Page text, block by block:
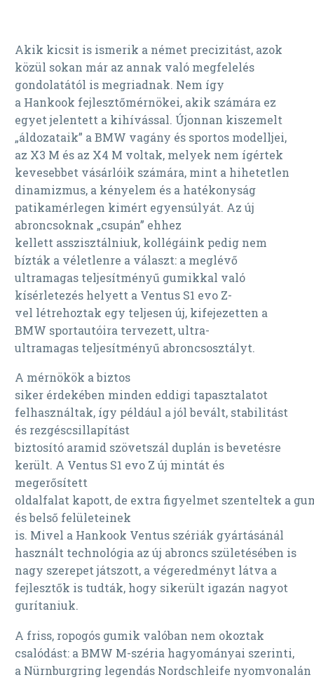
Akik kicsit is ismerik a német precizitást, azok
közül sokan már az annak való megfelelés
gondolatától is megriadnak. Nem így
a Hankook fejlesztőmérnökei, akik számára ez
egyet jelentett a kihívással. Újonnan kiszemelt
„áldozataik” a BMW vagány és sportos modelljei,
az X3 M és az X4 M voltak, melyek nem ígértek
kevesebbet vásárlóik számára, mint a hihetetlen
dinamizmus, a kényelem és a hatékonyság
patikamérlegen kimért egyensúlyát. Az új
abroncsoknak „csupán” ehhez
kellett asszisztálniuk, kollégáink pedig nem
bízták a véletlenre a választ: a meglévő
ultramagas teljesítményű gumikkal való
kísérletezés helyett a Ventus S1 evo Z-
vel létrehoztak egy teljesen új, kifejezetten a
BMW sportautóira tervezett, ultra-
ultramagas teljesítményű abroncsosztályt.
A mérnökök a biztos
siker érdekében minden eddigi tapasztalatot
felhasználtak, így például a jól bevált, stabilitást
és rezgéscsillapítást
biztosító aramid szövetszál duplán is bevetésre
került. A Ventus S1 evo Z új mintát és
megerősített
oldalfalat kapott, de extra figyelmet szenteltek a
és belső felületeinek
is. Mivel a Hankook Ventus szériák gyártásánál
használt technológia az új abroncs születésében is
nagy szerepet játszott, a végeredményt látva a
fejlesztők is tudták, hogy sikerült igazán nagyot
gurítaniuk.
A friss, ropogós gumik valóban nem okoztak
csalódást: a BMW M-széria hagyományai szerinti,
a Nürnburgring legendás Nordschleife